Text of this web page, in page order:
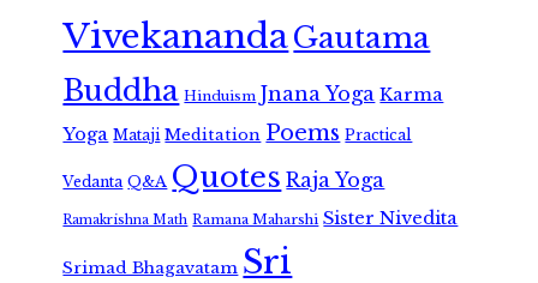
VivekanandaGautama
Buddha Hinduism Jnana Yoga Karma
Yoga Mataji Meditation Poems Practical
Vedanta Q&A Quotes Raja Yoga
Ramakrishna Math Ramana Maharshi Sister Nivedita
Srimad Bhagavatam Sri